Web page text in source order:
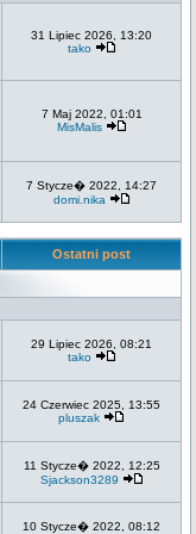
31 Lipiec 2026, 13:20
tako
7 Maj 2022, 01:01
MisMalis
7 Stycze� 2022, 14:27
domi.nika
Ostatni post
29 Lipiec 2026, 08:21
tako
24 Czerwiec 2025, 13:55
pluszak
11 Stycze� 2022, 12:25
Sjackson3289
10 Stycze� 2022, 08:12